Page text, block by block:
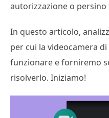
autorizzazione o
In questo articolo,
per cui la videocamera
funzionare e forniremo
risolverlo. Iniziamo!